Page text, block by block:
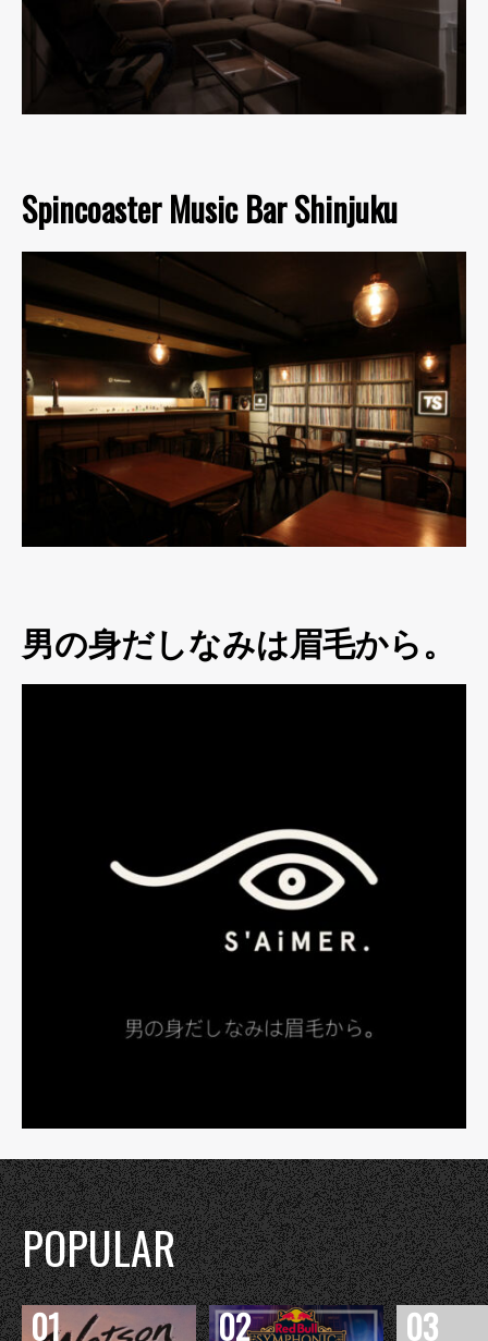
Spincoaster Music Bar Shinjuku
男の身だしなみは眉毛から。
POPULAR